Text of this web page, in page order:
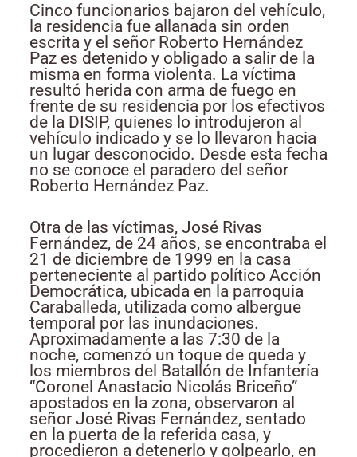
Cinco funcionarios bajaron del vehículo,
la residencia fue allanada sin orden
escrita y el señor Roberto Hernández
Paz es detenido y obligado a salir de la
misma en forma violenta. La víctima
resultó herida con arma de fuego en
frente de su residencia por los efectivos
de la DISIP, quienes lo introdujeron al
vehículo indicado y se lo llevaron hacia
un lugar desconocido. Desde esta fecha
no se conoce el paradero del señor
Roberto Hernández Paz.
Otra de las víctimas, José Rivas
Fernández, de 24 años, se encontraba el
21 de diciembre de 1999 en la casa
perteneciente al partido político Acción
Democrática, ubicada en la parroquia
Caraballeda, utilizada como albergue
temporal por las inundaciones.
Aproximadamente a las 7:30 de la
noche, comenzó un toque de queda y
los miembros del Batallón de Infantería
“Coronel Anastacio Nicolás Briceño”
apostados en la zona, observaron al
señor José Rivas Fernández, sentado
en la puerta de la referida casa, y
procedieron a detenerlo y golpearlo, en